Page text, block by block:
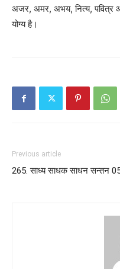
अजर, अमर, अभय, नित्य, पवित्र
योग्य है।
Previous article
265. साध्य साधक साधन सन्तन